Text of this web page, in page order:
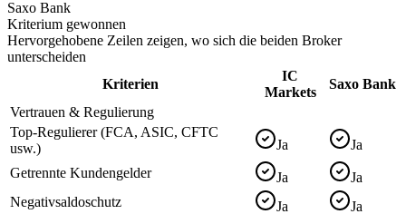
Saxo Bank
Kriterium gewonnen
Hervorgehobene Zeilen zeigen, wo sich die beiden Broker
unterscheiden
Kriterien
IC
Markets
Saxo Bank
Vertrauen & Regulierung
Top-Regulierer (FCA, ASIC, CFTC
usw.)
Ja
Ja
Getrennte Kundengelder
Ja
Ja
Negativsaldoschutz
Ja
Ja